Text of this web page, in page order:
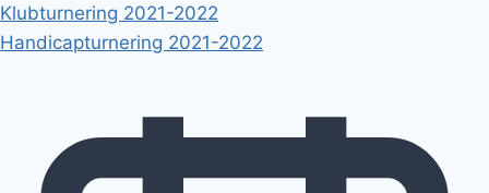
Klubturnering 2021-2022
Handicapturnering 2021-2022